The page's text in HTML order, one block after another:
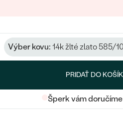
Výber kovu: 14k žlté zlato 585/
PRIDAŤ DO
Šperk vám